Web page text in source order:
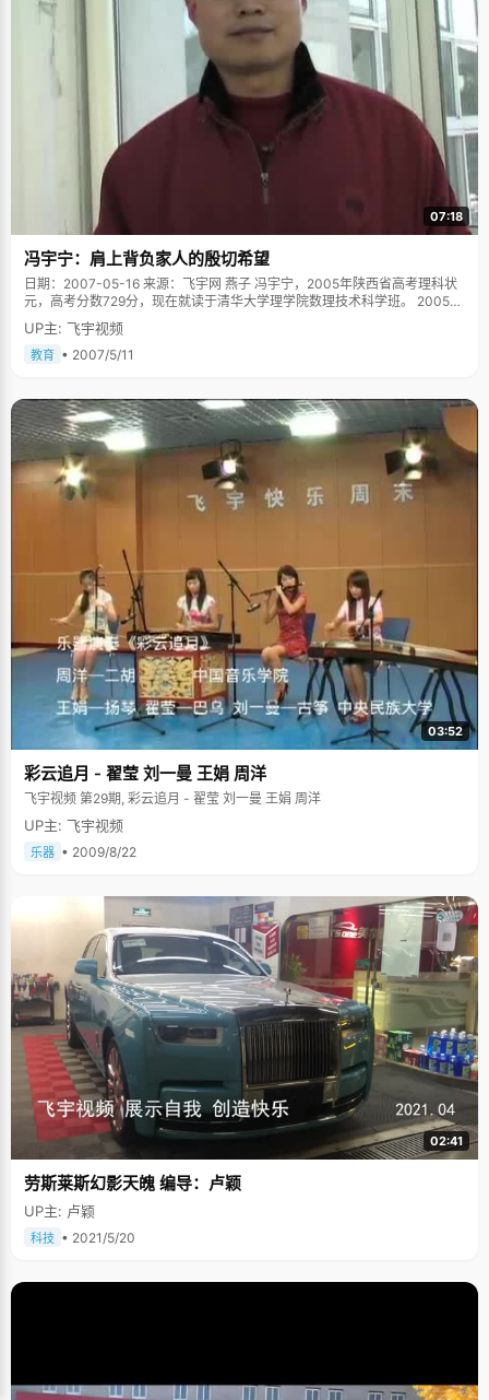
07:18
冯宇宁：肩上背负家人的殷切希望
日期：2007-05-16 来源：飞宇网 燕子 冯宇宁，2005年陕西省高考理科状
元，高考分数729分，现在就读于清华大学理学院数理技术科学班。 2005年
盛夏的一个下午，风和日丽，冯爸爸焦急的站在家门口往路口张望，当冯宇
宁的身影出现在拐口的时候，他激动的喊道："来了来了！"赶紧用火柴点燃
了挂在家门头那串长长的红鞭炮，迎接考中状元的儿子，炮竹鸣响着四处飞
和三个姐姐。因为经济原因，大姐二姐小学还没毕业就辍学在家帮父母劳动
或是出外打工贴补家用，三姐念到了高中，因为家里经济能力只允许供一个
人上学，无奈之下，成绩很好的三姐也被父母劝退学，全力供冯宇宁上学。
现在，姐姐们都在从事着一些很辛苦收入很微薄的职业，每次看到他们劳累
的样子，冯宇宁总是感觉深深的愧疚。 自小，爸爸妈妈对冯宇宁的教育非常
严格，希望他不管做什么都要做到最好，当冯宇宁贪玩不好好学习，不按时
完成作业的时候，他们会生气的责骂，有时候甚至棍棒相加。稍微懂事以
才自觉的努力学习。"听起来似乎有些残酷，但是这些棍子为我打好了人生的
以为成绩好的学生免除一些学费，减轻家里的经济负担。冯宇宁是村子里第
一个到城里念高中的人，在乡里，他总是被当作学习的榜样，父母的脸上也
多了一些骄傲的光彩。 上高中之后，冯宇宁适应得很快，成绩始终保持在一
二名的位置，高二的时候，因为骄傲不免浮躁起来，课也不认真听了，偶尔
还会逃课，成绩直线下滑，从年级第一瞬间滑落到班上的十七名，这让他非
常意外。尤其是有一次数学考试，冯宇宁考了64分，前面的题都对了，后面
的题都没做。老师把冯宇宁叫到办公室，指着卷子，很严肃的问冯宇宁："你
是不是抄了别人的试卷"。老师的话就像晴天霹雳，打得冯宇宁目瞪口呆，这
可是他头一次被怀疑抄袭。冯爸爸得知消息后也吓坏了，赶紧放下手里的
活，从村子里赶过来给冯宇宁做思想工作。看着爸爸疤痕遍布的双手和焦急
错，他暗自发誓，一定要扎扎实实的学习，不能让父母失望。接下来的时间
里，冯宇宁"狠学"了一次，把所有时间都利用了起来，别人休息的时候他躲
在一边做题，终于在会考的时候，他又重新夺回了年级第一。每次稍有懈
怠，他就会想起老师那怀疑的眼神，督促着自己不敢有丝毫放松。 可能是因
为压力，还有些张扬和急功近利的原因，冯宇宁在04年高考中发挥失常，只
考了675分。当得知落榜以后，冯宇宁的第一感觉就是"我怎么这么无能？"觉
什么，到处张罗着给他借书，找地方复读，但敏感的他走在村子的石板路
上，总感觉乡亲们都在对自己指指点点。从一个众人捧高的位置跌下来，真
的摔得很痛。 经历过一次失败以后，才不会再惧怕失败的痛楚，也明白了失
败的原因。冯宇宁说高四让自己真正的成长了起来，学会了不骄不躁，踏实
勤奋，05年高考，他以729分的高分考入清华大学理学院数理技术研究所。
冯宇宁说，"成功的秘诀就是天道酬勤，以及那份经得起考验的信心。" 冯宇
宁非常喜欢看三毛的作品集，冯宇宁说："从她的文章中学会了一种处世的态
度，做人的方法。三毛对待生活始终像向日葵一样灿烂，不管什么状态都能
够微笑的面对生活。"经过高四的经历，冯宇宁学会了如何用一种平和灿烂的
心态去面对生活和学习。 对于未来，冯宇宁有太多的不确定，他喜欢做学
问，希望能在研究上面有些成就。当然，最大的希望就是能通过自己的努力
来改变家里人的生活和环境。 采访完冯宇宁，我不禁深深叹息，冯宇宁的眼
神很深沉，作为贫寒家庭里出来的孩子，注定了要比别人背负更多压力和负
担，也要比别人更加坚强，在此，祝福冯宇宁能早日实现自己的梦想。
UP主: 飞宇视频
教育 • 2007/5/11
03:52
彩云追月 - 翟莹 刘一曼 王娟 周洋
飞宇视频 第29期, 彩云追月 - 翟莹 刘一曼 王娟 周洋
UP主: 飞宇视频
乐器 • 2009/8/22
02:41
劳斯莱斯幻影天魄 编导：卢颖
UP主: 卢颖
科技 • 2021/5/20